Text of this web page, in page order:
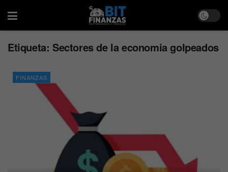
Etiqueta: Sectores de la economia golpeados
FINANZAS